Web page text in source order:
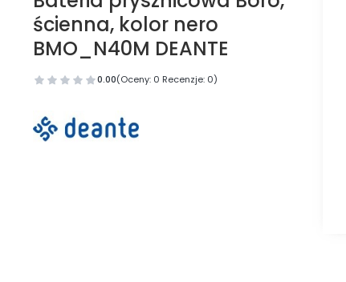
ścienna, kolor nero
BMO_N40M DEANTE
0.00(Oceny: 0 Recenzje: 0)